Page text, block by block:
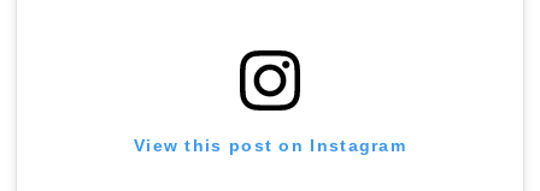
View this post on Instagram